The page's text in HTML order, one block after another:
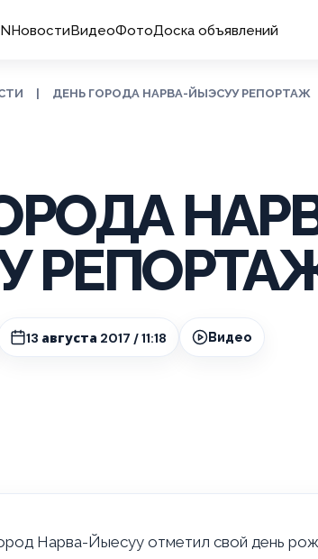
НовостиВидеоФотоДоска объявлений
ДЕНЬ ГОРОДА НАРВА-ЙЫЭСУУ РЕПОРТАЖ
13 августа 2017 / 11:18 Видео
Нарва-Йыесуу отметил свой день